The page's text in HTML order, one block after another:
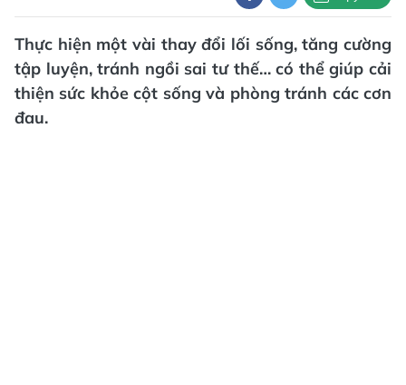
Thực hiện một vài thay đổi lối sống, tăng cường
tập luyện, tránh ngồi sai tư thế… có thể giúp cải
thiện sức khỏe cột sống và phòng tránh các cơn
đau.